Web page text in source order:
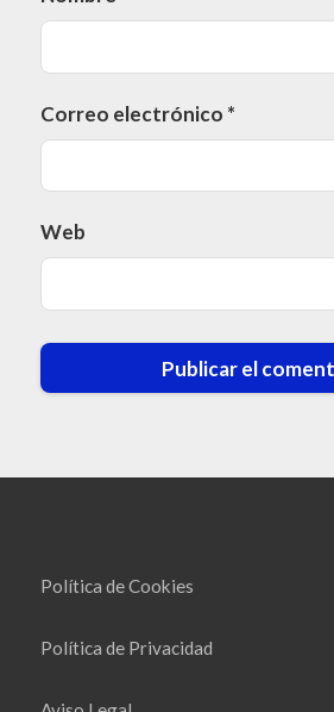
Correo electrónico *
Web
Política de Cookies
Política de Privacidad